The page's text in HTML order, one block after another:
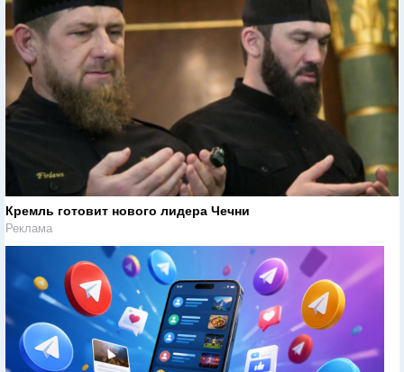
Кремль готовит нового лидера Чечни
Реклама